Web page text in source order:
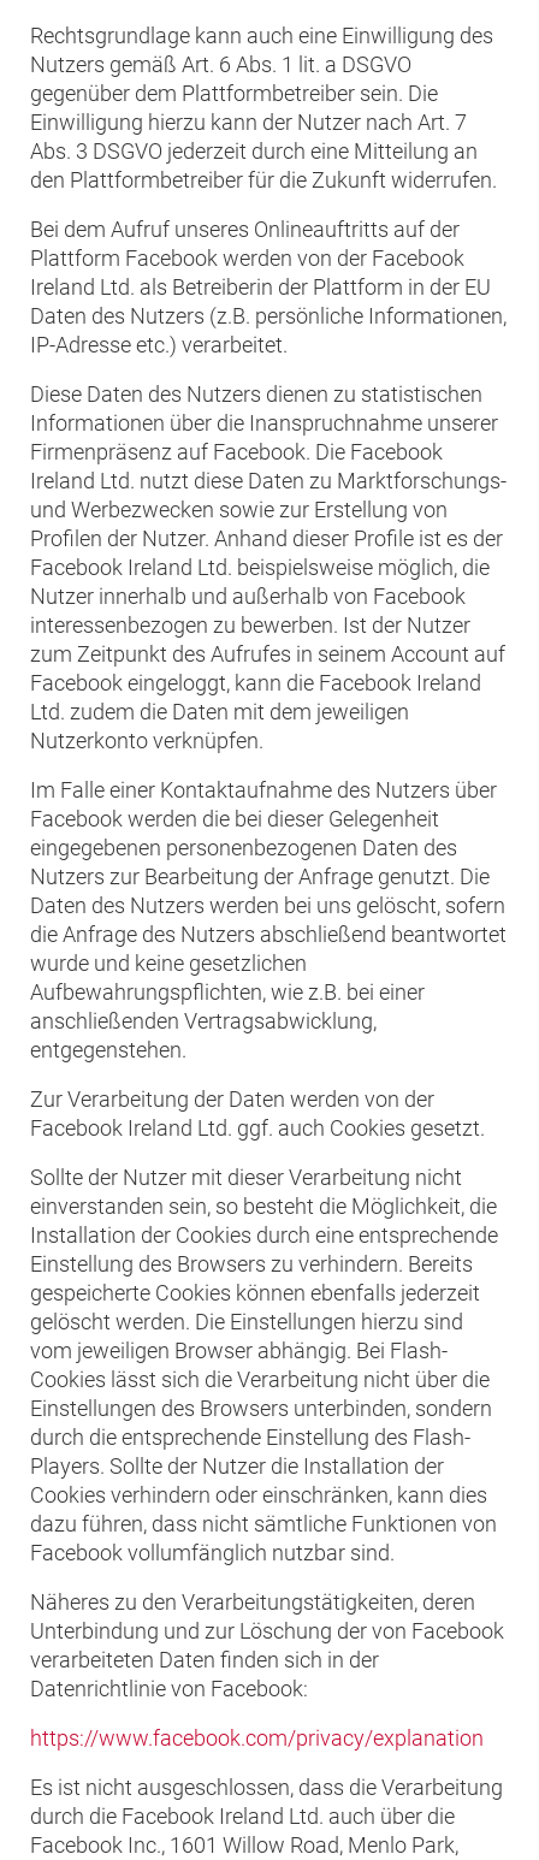
Rechtsgrundlage kann auch eine Einwilligung des
Nutzers gemäß Art. 6 Abs. 1 lit. a DSGVO
gegenüber dem Plattformbetreiber sein. Die
Einwilligung hierzu kann der Nutzer nach Art. 7
Abs. 3 DSGVO jederzeit durch eine Mitteilung an
den Plattformbetreiber für die Zukunft widerrufen.
Bei dem Aufruf unseres Onlineauftritts auf der
Plattform Facebook werden von der Facebook
Ireland Ltd. als Betreiberin der Plattform in der EU
Daten des Nutzers (z.B. persönliche Informationen,
IP-Adresse etc.) verarbeitet.
Diese Daten des Nutzers dienen zu statistischen
Informationen über die Inanspruchnahme unserer
Firmenpräsenz auf Facebook. Die Facebook
Ireland Ltd. nutzt diese Daten zu Marktforschungs-
und Werbezwecken sowie zur Erstellung von
Profilen der Nutzer. Anhand dieser Profile ist es der
Facebook Ireland Ltd. beispielsweise möglich, die
Nutzer innerhalb und außerhalb von Facebook
interessenbezogen zu bewerben. Ist der Nutzer
zum Zeitpunkt des Aufrufes in seinem Account auf
Facebook eingeloggt, kann die Facebook Ireland
Ltd. zudem die Daten mit dem jeweiligen
Nutzerkonto verknüpfen.
Im Falle einer Kontaktaufnahme des Nutzers über
Facebook werden die bei dieser Gelegenheit
eingegebenen personenbezogenen Daten des
Nutzers zur Bearbeitung der Anfrage genutzt. Die
Daten des Nutzers werden bei uns gelöscht, sofern
die Anfrage des Nutzers abschließend beantwortet
wurde und keine gesetzlichen
Aufbewahrungspflichten, wie z.B. bei einer
anschließenden Vertragsabwicklung,
entgegenstehen.
Zur Verarbeitung der Daten werden von der
Facebook Ireland Ltd. ggf. auch Cookies gesetzt.
Sollte der Nutzer mit dieser Verarbeitung nicht
einverstanden sein, so besteht die Möglichkeit, die
Installation der Cookies durch eine entsprechende
Einstellung des Browsers zu verhindern. Bereits
gespeicherte Cookies können ebenfalls jederzeit
gelöscht werden. Die Einstellungen hierzu sind
vom jeweiligen Browser abhängig. Bei Flash-
Cookies lässt sich die Verarbeitung nicht über die
Einstellungen des Browsers unterbinden, sondern
durch die entsprechende Einstellung des Flash-
Players. Sollte der Nutzer die Installation der
Cookies verhindern oder einschränken, kann dies
dazu führen, dass nicht sämtliche Funktionen von
Facebook vollumfänglich nutzbar sind.
Näheres zu den Verarbeitungstätigkeiten, deren
Unterbindung und zur Löschung der von Facebook
verarbeiteten Daten finden sich in der
Datenrichtlinie von Facebook:
https://www.facebook.com/privacy/explanation
Es ist nicht ausgeschlossen, dass die Verarbeitung
durch die Facebook Ireland Ltd. auch über die
Facebook Inc., 1601 Willow Road, Menlo Park,